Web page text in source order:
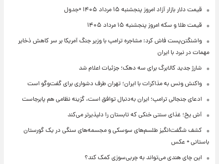
قیمت دلار بازار آزاد امروز پنجشنبه ۱۵ مرداد ۱۴۰۵ +جدول
قیمت طلا و سکه امروز پنجشنبه ۱۵ مرداد ۱۴۰۵
واشنگتن‌پست فاش کرد: مشاجره ترامپ با وزیر جنگ آمریکا بر سر کاهش ذخایر
مهمات در نبرد با ایران
شارژ جدید کالابرگ برای سه دهک؛ جزئیات اعلام شد
واکنش ونس به مذاکرات با ایران؛ تهران طرف دشواری برای گفت‌وگو است
ادعای جنجالی ترامپ؛ ایران به‌دنبال توافق است، گزینه نظامی هم پابرجاست
آش یخ؛ غذای سنتی خنکی که تابستان را دلپذیرتر می‌کند
کشف شگفت‌انگیز طلسم‌های سوسکی و مجسمه‌های سنگی در یک گورستان
باستانی + عکس
این چای هندی می‌تواند به چربی‌سوزی کمک کند؟